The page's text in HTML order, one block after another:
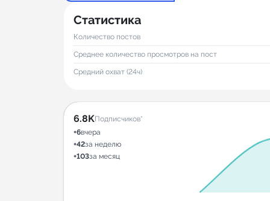
Статистика
Количество постов
Среднее количество просмотров на пост
Средний охват (24ч)
6.8KПодписчиков*
+6вчера
+42за неделю
+103за месяц